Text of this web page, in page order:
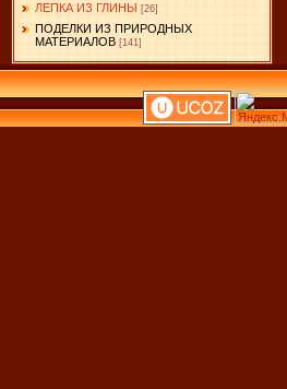
ЛЕПКА ИЗ ГЛИНЫ [26]
ПОДЕЛКИ ИЗ ПРИРОДНЫХ
МАТЕРИАЛОВ [141]